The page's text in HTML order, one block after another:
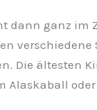
dann ganz im
Die ältesten